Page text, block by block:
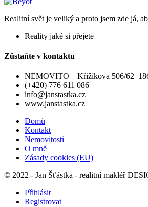
Realitní svět je veliký a proto jsem zde já,
Reality jaké si přejete
Zůstaňte v kontaktu
NEMOVITO – Křižíkova 506/62
(+420) 776 611 086
info@janstastka.cz
www.janstastka.cz
Domů
Kontakt
Nemovitosti
O mně
Zásady cookies (EU)
© 2022 - Jan Šťástka - realitní makléř
Přihlásit
Registrovat